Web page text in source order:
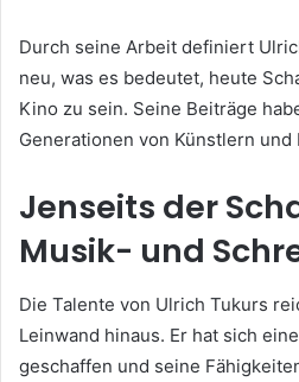
Durch seine Arbeit definiert
neu, was es bedeutet, heute
Kino zu sein. Seine Beiträge
Generationen von Künstlern
Jenseits der
Musik- und
Die Talente von Ulrich Tukurs
Leinwand hinaus. Er hat sich
geschaffen und seine